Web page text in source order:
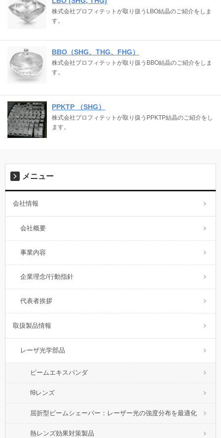
株式会社プロフィテットが取り扱うLBO結晶のご紹介をしま
す。
BBO（SHG、THG、FHG）
株式会社プロフィテットが取り扱うBBO結晶のご紹介をしま
す。
PPKTP （SHG）
株式会社プロフィテットが取り扱うPPKTP結晶のご紹介をし
ます。
メニュー
会社情報
会社概要
事業内容
企業理念/行動指針
代表者挨拶
取扱製品情報
レーザ光学部品
ビームエキスパンダ
fθレンズ
屈折型ビームシェーパー：レーザー光の強度分布を最適化
熱レンズ効果対策製品